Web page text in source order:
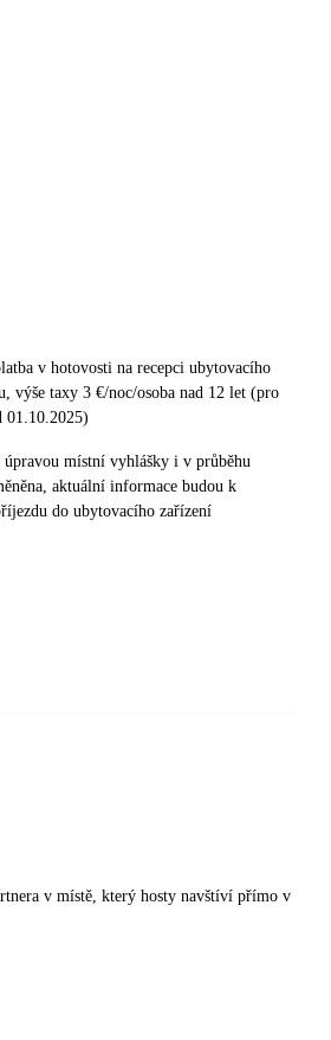
v hotovosti na recepci ubytovacího
výše taxy 3 €/noc/osoba nad 12 let (pro
01.10.2025)
úpravou místní vyhlášky i v průběhu
aktuální informace budou k
do ubytovacího zařízení
v místě, který hosty navštíví přímo v